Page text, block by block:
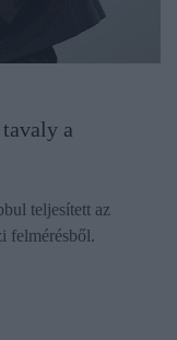
a
teljesített az
felmérésből.